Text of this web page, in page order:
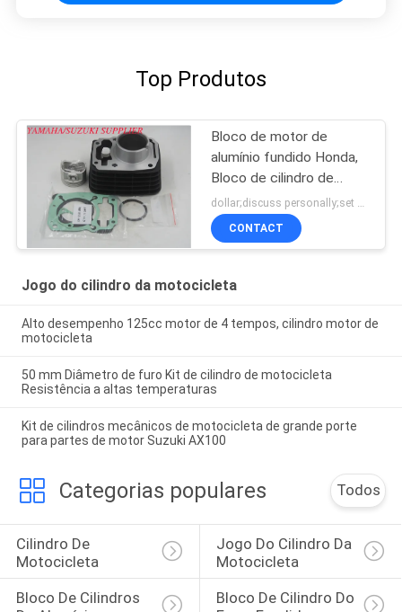
Top Produtos
Bloco de motor de
alumínio fundido Honda,
Bloco de cilindro de
motocicleta
personalizado
dollar;discuss personally;set MOQ:Negociação
CONTACT
Jogo do cilindro da motocicleta
Alto desempenho 125cc motor de 4 tempos, cilindro motor de
motocicleta
50 mm Diâmetro de furo Kit de cilindro de motocicleta
Resistência a altas temperaturas
Kit de cilindros mecânicos de motocicleta de grande porte
para partes de motor Suzuki AX100
Categorias populares Todos
Cilindro De
Motocicleta
Jogo Do Cilindro Da
Motocicleta
Bloco De Cilindros
Bloco De Cilindro Do